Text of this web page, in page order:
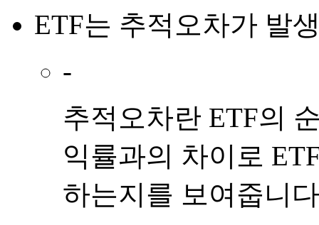
ETF는 추적오차가 발
-
추적오차란 ETF의
익률과의 차이로
하는지를 보여줍니